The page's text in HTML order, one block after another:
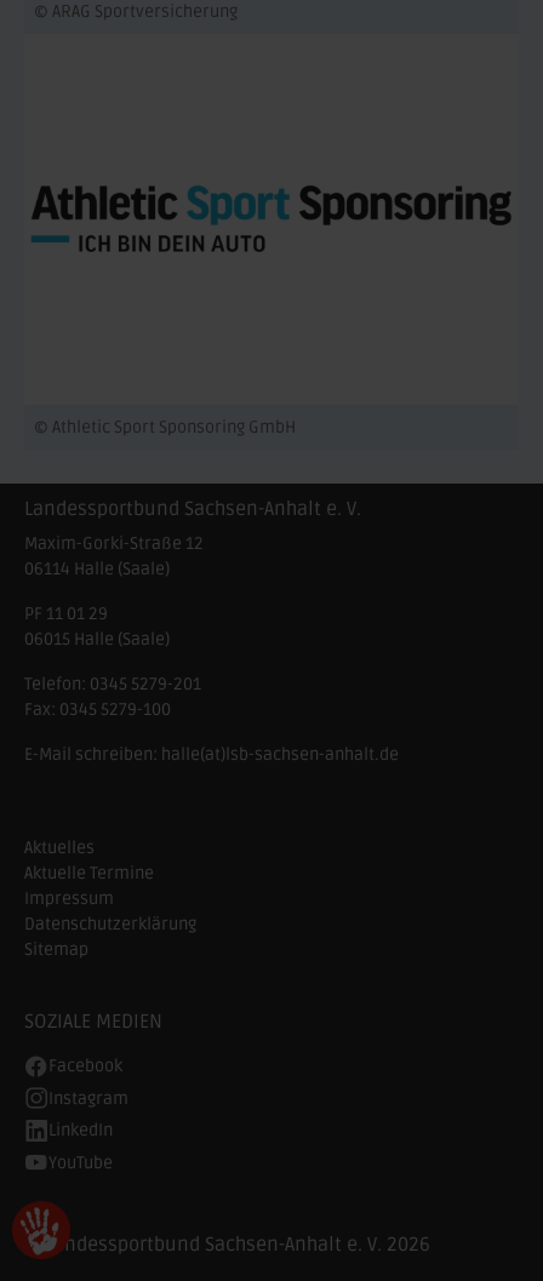
© ARAG Sportversicherung
© Athletic Sport Sponsoring GmbH
Landessportbund Sachsen-Anhalt e. V.
Maxim-Gorki-Straße 12
06114 Halle (Saale)
PF 11 01 29
06015 Halle (Saale)
Telefon: 0345 5279-201
Fax: 0345 5279-100
E-Mail schreiben: halle(at)lsb-sachsen-anhalt.de
Aktuelles
Aktuelle Termine
Impressum
Datenschutzerklärung
Sitemap
SOZIALE MEDIEN
Facebook
Instagram
LinkedIn
YouTube
© Landessportbund Sachsen-Anhalt e. V. 2026